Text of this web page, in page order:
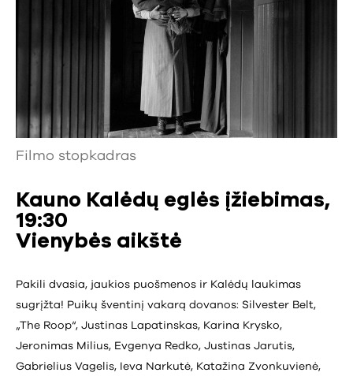
Filmo stopkadras
Kauno Kalėdų eglės įžiebimas,
19:30
Vienybės aikštė
Pakili dvasia, jaukios puošmenos ir Kalėdų laukimas
sugrįžta! Puikų šventinį vakarą dovanos: Silvester Belt,
„The Roop“, Justinas Lapatinskas, Karina Krysko,
Jeronimas Milius, Evgenya Redko, Justinas Jarutis,
Gabrielius Vagelis, Ieva Narkutė, Katažina Zvonkuvienė,